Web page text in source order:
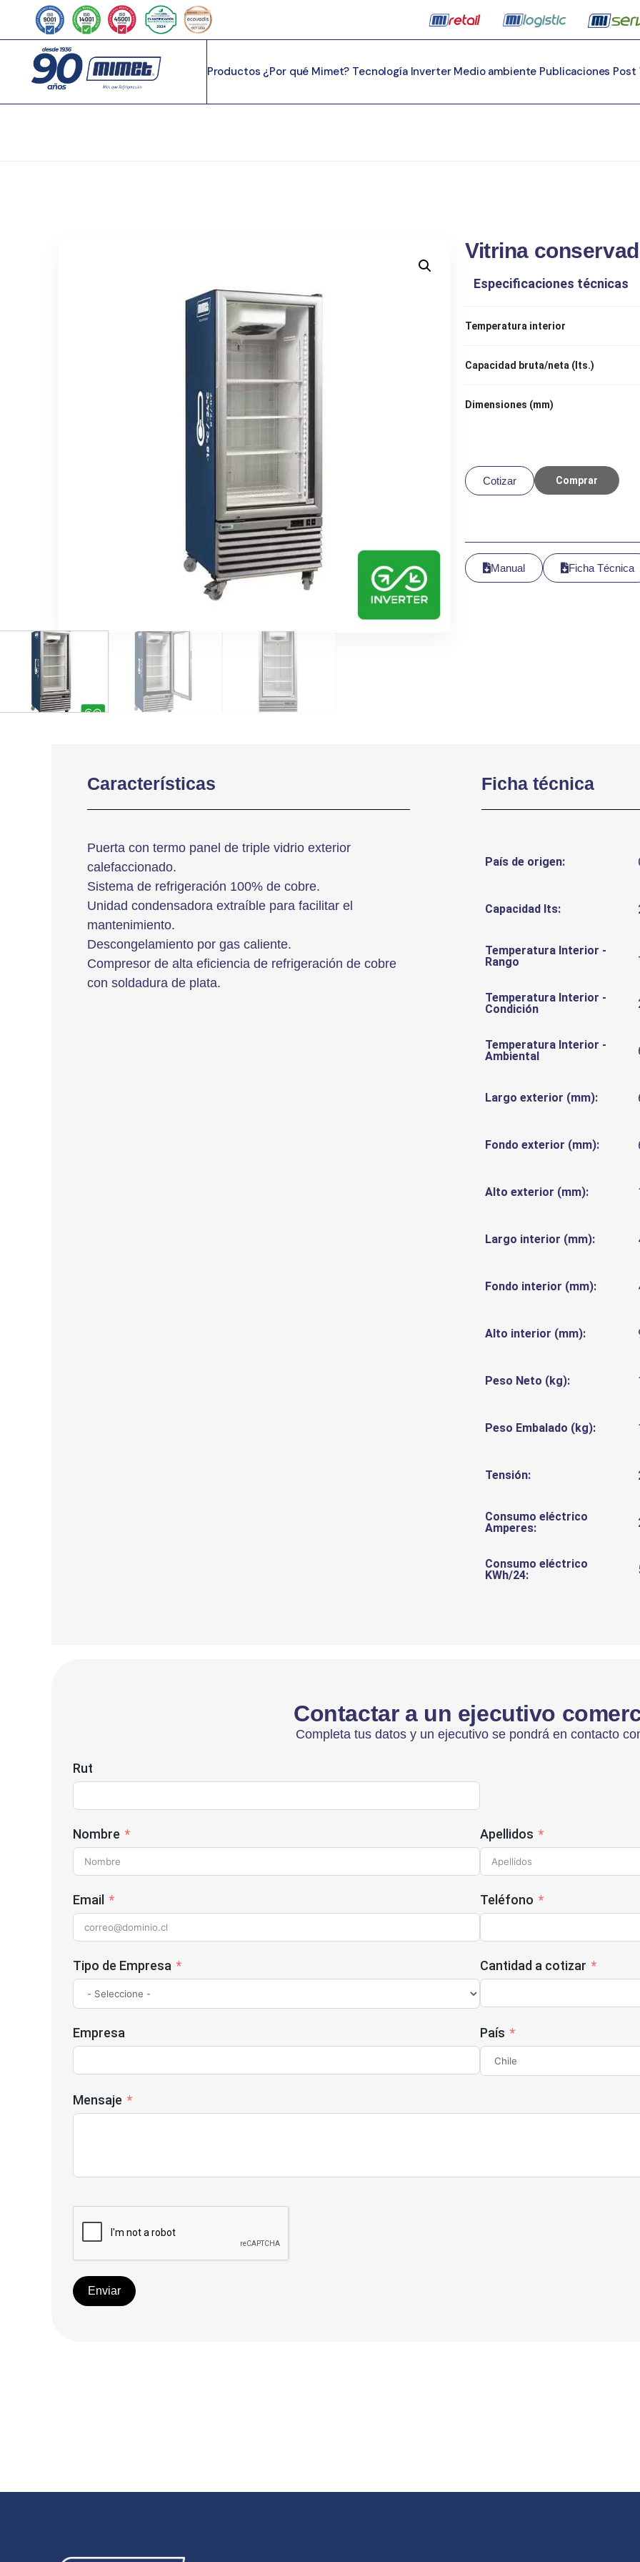
Productos ¿Por qué Mimet? Tecnología Inverter Medio ambiente Publicaciones Post
Vitrina
Especificaciones técnicas
Temperatura interior
Capacidad bruta/neta (lts.)
Dimensiones (mm)
Cotizar Comprar
Manual Ficha Técnica
Características
Puerta con termo panel de triple vidrio exterior
calefaccionado.
Sistema de refrigeración 100% de cobre.
Unidad condensadora extraíble para facilitar el
mantenimiento.
Descongelamiento por gas caliente.
Compresor de alta eficiencia de refrigeración de cobre
con soldadura de plata.
Ficha técnica
País de origen:
Capacidad lts:
Temperatura Interior -
Rango
Temperatura Interior -
Condición
Temperatura Interior -
Ambiental
Largo exterior (mm):
Fondo exterior (mm):
Alto exterior (mm):
Largo interior (mm):
Fondo interior (mm):
Alto interior (mm):
Peso Neto (kg):
Peso Embalado (kg):
Tensión:
Consumo eléctrico
Amperes:
Consumo eléctrico
KWh/24:
Contactar a un ejecutivo
Completa tus datos y un ejecutivo se pondrá en contacto
Rut
Nombre Apellidos
Email Teléfono
Tipo de Empresa Cantidad a cotizar
Empresa País
Mensaje
Enviar